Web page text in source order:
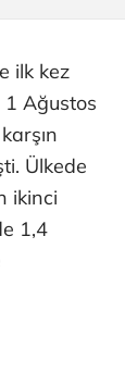
ilk kez
1 Ağustos
Ülkede
ikinci
1,4